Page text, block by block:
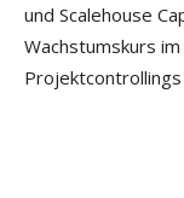
und Scalehouse
Wachstumskurs